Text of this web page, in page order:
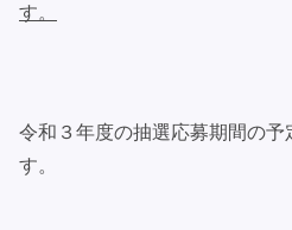
す。
令和３年度の抽選応募期間の予
す。